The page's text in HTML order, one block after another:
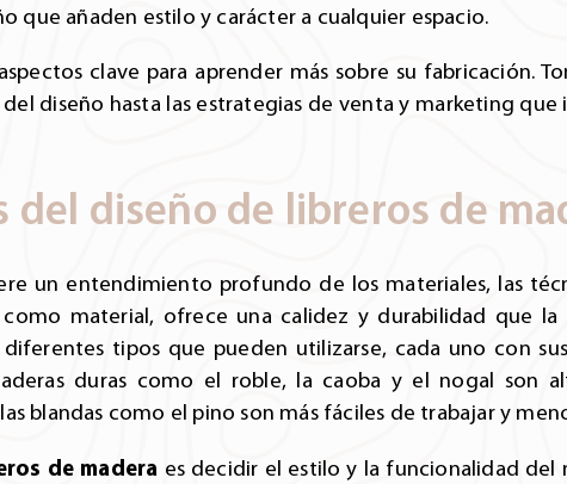
que añaden estilo y carácter a cualquier espacio.
clave para aprender más sobre su fabricación.
diseño hasta las estrategias de venta y marketing
del diseño de libreros de
un entendimiento profundo de los materiales, las
material, ofrece una calidez y durabilidad que
tipos que pueden utilizarse, cada uno con
duras como el roble, la caoba y el nogal son
blandas como el pino son más fáciles de trabajar y
de madera es decidir el estilo y la funcionalidad del